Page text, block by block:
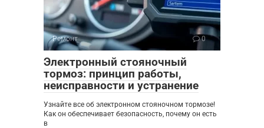
Ремонт 0
Электронный стояночный
тормоз: принцип работы,
неисправности и устранение
Узнайте все об электронном стояночном тормозе!
Как он обеспечивает безопасность, почему он есть
в